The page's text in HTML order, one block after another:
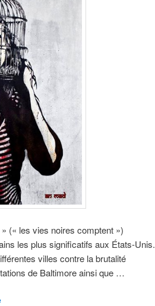
(« les vies noires comptent »)
les plus significatifs aux États-Unis.
villes contre la brutalité
de Baltimore ainsi que …